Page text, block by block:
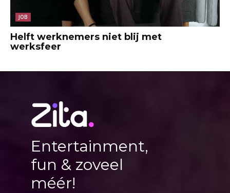
JOB
Helft werknemers niet blij met
werksfeer
Entertainment,
fun & zoveel
méér!